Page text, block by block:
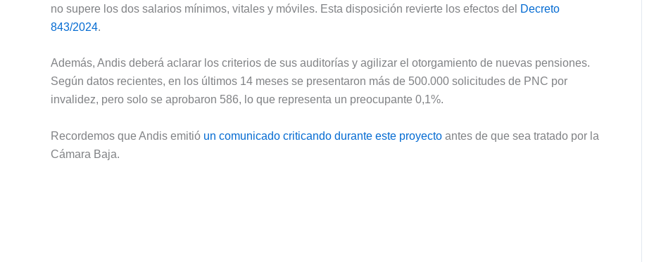
no supere los dos salarios mínimos, vitales y móviles. Esta disposición revierte los efectos del
Decreto
843/2024.
Además, Andis deberá aclarar los criterios de sus auditorías y agilizar el otorgamiento de nuevas pensiones.
Según datos recientes, en los últimos 14 meses se presentaron más de 500.000 solicitudes de PNC por
invalidez, pero solo se aprobaron 586, lo que representa un preocupante 0,1%.
Recordemos que Andis emitió un comunicado criticando durante este proyecto antes de que sea tratado por la
Cámara Baja.